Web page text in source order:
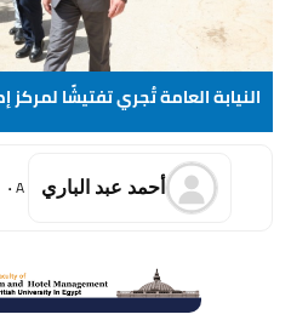
النيابة العامة تُجري تفتيشًا لمركز
أحمد عبد الباري A
.